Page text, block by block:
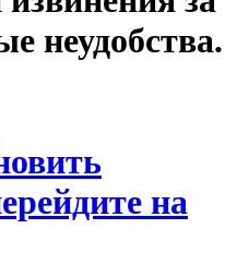
неудобства.
на